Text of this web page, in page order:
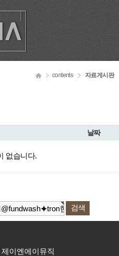
contents 자료게시판
날짜
없습니다.
이엔에이뮤직